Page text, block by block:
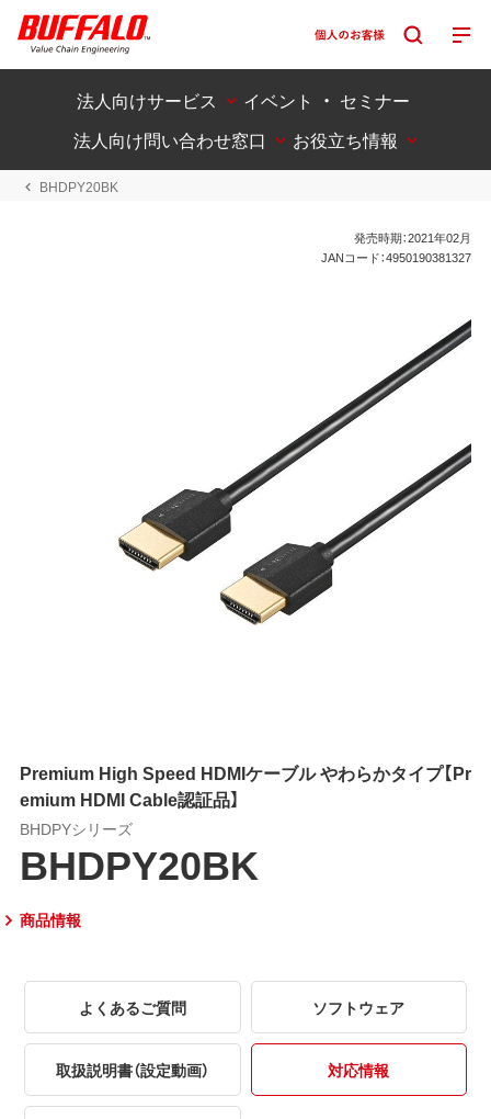
法人向けサービス
イベント ・ セミナー
法人向け問い合わせ窓口
お役立ち情報
BHDPY20BK
発売時期：2021年02月
JANコード：4950190381327
Premium High Speed HDMIケーブル やわらかタイプ【Pr
emium HDMI Cable認証品】
BHDPYシリーズ
BHDPY20BK
商品情報
よくあるご質問 ソフトウェア
取扱説明書（設定動画） 対応情報